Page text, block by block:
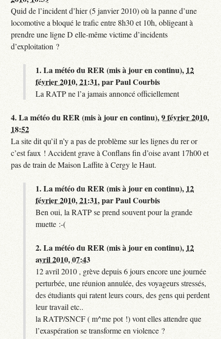
Quid de l’incident d’hier (5 janvier 2010) où la panne d’une
locomotive a bloqué le trafic entre 8h30 et 10h, obligeant à
prendre une ligne D elle-même victime d’incidents
d’exploitation ?
1.La météo du RER (mis à jour en continu), 12
février 2010, 21:31,parPaul Courbis
La RATP ne l’a jamais annoncé officiellement
4.La météo du RER (mis à jour en continu),9 février 2010,
18:52
La site dit qu’il n’y a pas de problème sur les lignes du rer or
c’est faux ! Accident grave à Conflans fin d’oise avant 17h00 et
pas de train de Maison Laffite à Cergy le Haut.
1.La météo du RER (mis à jour en continu), 12
février 2010, 21:31,parPaul Courbis
Ben oui, la RATP se prend souvent pour la grande
muette :-(
2.La météo du RER (mis à jour en continu), 12
avril 2010, 07:43
12 avril 2010 , grève depuis 6 jours encore une journée
perturbée, une réunion annulée, des voyageurs stressés,
des étudiants qui ratent leurs cours, des gens qui perdent
leur travail etc..
la RATP/SNCF ( m^me pot !) vont elles attendre que
l’exaspération se transforme en violence ?